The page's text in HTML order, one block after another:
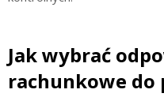
Jak wybrać
rachunkowe do